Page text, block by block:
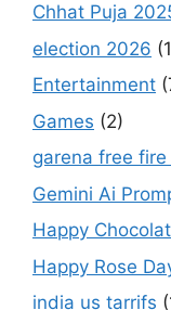
Chhat Puja
election 2026
Entertainment
Games (2)
garena free
Gemini Ai
Happy
Happy Rose
india us tarrifs